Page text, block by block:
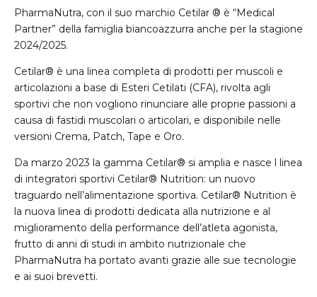
PharmaNutra, con il suo marchio Cetilar ® è “Medical
Partner” della famiglia biancoazzurra anche per la stagione
2024/2025.
Cetilar® è una linea completa di prodotti per muscoli e
articolazioni a base di Esteri Cetilati (CFA), rivolta agli
sportivi che non vogliono rinunciare alle proprie passioni a
causa di fastidi muscolari o articolari, e disponibile nelle
versioni Crema, Patch, Tape e Oro.
Da marzo 2023 la gamma Cetilar® si amplia e nasce l linea
di integratori sportivi Cetilar® Nutrition: un nuovo
traguardo nell’alimentazione sportiva. Cetilar® Nutrition è
la nuova linea di prodotti dedicata alla nutrizione e al
miglioramento della performance dell’atleta agonista,
frutto di anni di studi in ambito nutrizionale che
PharmaNutra ha portato avanti grazie alle sue tecnologie
e ai suoi brevetti.